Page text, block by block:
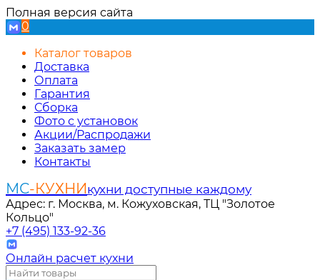
Полная версия сайта
0
Каталог товаров
Доставка
Оплата
Гарантия
Сборка
Фото с установок
Акции/Распродажи
Заказать замер
Контакты
МС-КУХНИкухни доступные каждому
Адрес: г. Москва, м. Кожуховская, ТЦ "Золотое
Кольцо"
+7 (495) 133-92-36
Онлайн расчет кухни